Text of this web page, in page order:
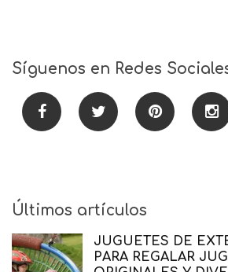
Síguenos en Redes
Últimos artículos
JUGUETES DE
PARA REGALAR